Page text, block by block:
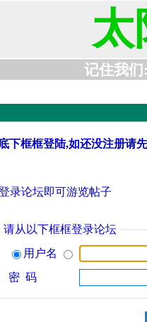
太
记住我们
下框框登陆,如还没注册请
录论坛即可游览帖子
请从以下框框登录论坛
用户名
密 码